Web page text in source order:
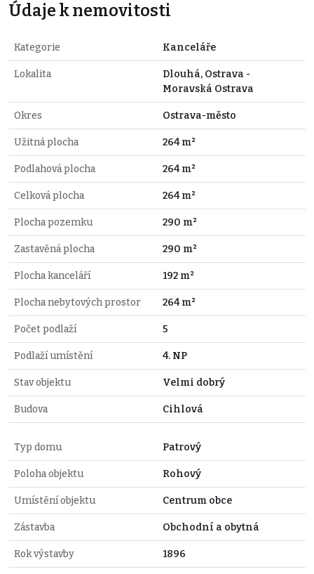
Údaje k nemovitosti
Kategorie Kanceláře
Lokalita
Dlouhá, Ostrava -
Moravská Ostrava
Okres Ostrava-město
Užitná plocha 264 m²
Podlahová plocha 264 m²
Celková plocha 264 m²
Plocha pozemku 290 m²
Zastavěná plocha 290 m²
Plocha kanceláří 192 m²
Plocha nebytových prostor 264 m²
Počet podlaží 5
Podlaží umístění 4. NP
Stav objektu Velmi dobrý
Budova Cihlová
Typ domu Patrový
Poloha objektu Rohový
Umístění objektu Centrum obce
Zástavba Obchodní a obytná
Rok výstavby 1896